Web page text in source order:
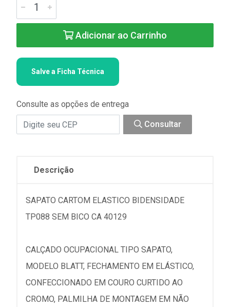
Adicionar ao Carrinho
Salve a Ficha Técnica
Consulte as opções de entrega
Consultar
Descrição
SAPATO CARTOM ELASTICO BIDENSIDADE
TP088 SEM BICO CA 40129
CALÇADO OCUPACIONAL TIPO SAPATO,
MODELO BLATT, FECHAMENTO EM ELÁSTICO,
CONFECCIONADO EM COURO CURTIDO AO
CROMO, PALMILHA DE MONTAGEM EM NÃO